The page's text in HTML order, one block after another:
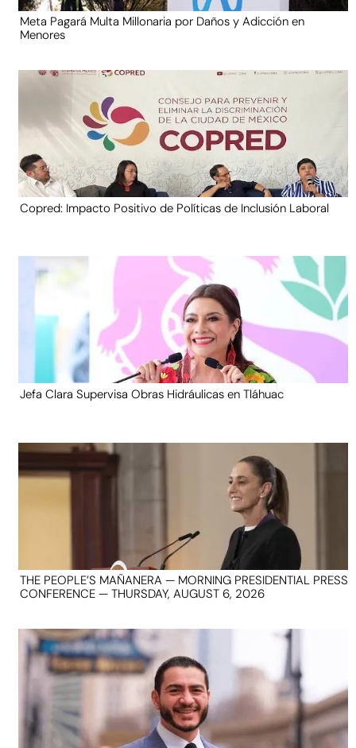
Meta Pagará Multa Millonaria por Daños y Adicción en
Menores
Copred: Impacto Positivo de Políticas de Inclusión Laboral
Jefa Clara Supervisa Obras Hidráulicas en Tláhuac
THE PEOPLE’S MAÑANERA — MORNING PRESIDENTIAL PRESS
CONFERENCE — THURSDAY, AUGUST 6, 2026